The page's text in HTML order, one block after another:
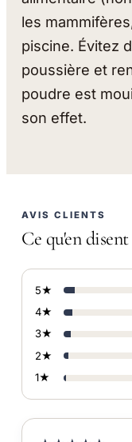
les
piscine. Évitez
poussière et
poudre est
son effet.
AVIS CLIENTS
Ce qu'en
5★
4★
3★
2★
1★